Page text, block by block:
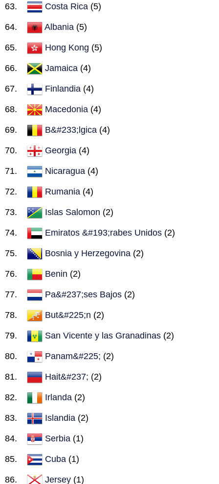
Costa Rica (5)
Albania (5)
Hong Kong (5)
Jamaica (4)
Finlandia (4)
Macedonia (4)
B&#233;lgica (4)
Georgia (4)
Nicaragua (4)
Rumania (4)
Islas Salomon (2)
Emiratos &#193;rabes Unidos (2)
Bosnia y Herzegovina (2)
Benin (2)
Pa&#237;ses Bajos (2)
But&#225;n (2)
San Vicente y las Granadinas (2)
Panam&#225; (2)
Hait&#237; (2)
Irlanda (2)
Islandia (2)
Serbia (1)
Cuba (1)
Jersey (1)